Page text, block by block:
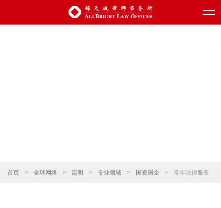
首页 > 全球网络 > 昆明 > 专业领域 > 国资国企 > 常年法律服务